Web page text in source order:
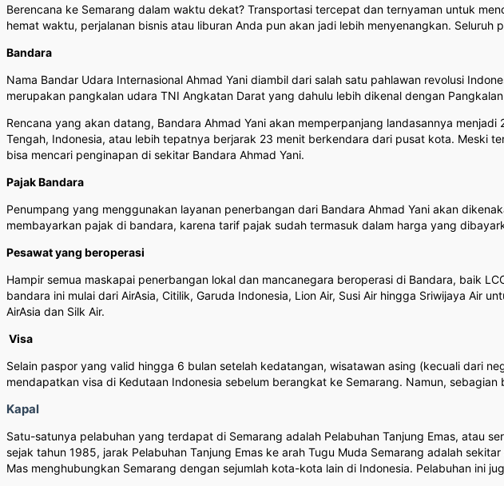
Berencana ke Semarang dalam waktu dekat? Transportasi tercepat dan ternyaman untuk
hemat waktu, perjalanan bisnis atau liburan Anda pun akan jadi lebih menyenangkan.
Bandara
Nama Bandar Udara Internasional Ahmad Yani diambil dari salah satu pahlawan revolusi
merupakan pangkalan udara TNI Angkatan Darat yang dahulu lebih dikenal dengan
Rencana yang akan datang, Bandara Ahmad Yani akan memperpanjang landasannya
Tengah, Indonesia, atau lebih tepatnya berjarak 23 menit berkendara dari pusat kota. Meski
bisa mencari penginapan di sekitar Bandara Ahmad Yani.
Pajak Bandara
Penumpang yang menggunakan layanan penerbangan dari Bandara Ahmad Yani akan
membayarkan pajak di bandara, karena tarif pajak sudah termasuk dalam harga yang
Pesawat yang beroperasi
Hampir semua maskapai penerbangan lokal dan mancanegara beroperasi di Bandara, baik
bandara ini mulai dari AirAsia, Citilik, Garuda Indonesia, Lion Air, Susi Air hingga Sriwijaya Air
AirAsia dan Silk Air.
Visa
Selain paspor yang valid hingga 6 bulan setelah kedatangan, wisatawan asing (kecuali dari
mendapatkan visa di Kedutaan Indonesia sebelum berangkat ke Semarang. Namun,
Kapal
Satu-satunya pelabuhan yang terdapat di Semarang adalah Pelabuhan Tanjung Emas, atau
sejak tahun 1985, jarak Pelabuhan Tanjung Emas ke arah Tugu Muda Semarang adalah
Mas menghubungkan Semarang dengan sejumlah kota-kota lain di Indonesia. Pelabuhan ini